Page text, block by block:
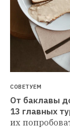
СОВЕТУЕМ
От баклавы
13 главных
их